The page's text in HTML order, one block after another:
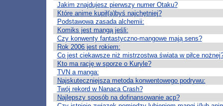
Jakim znajdujesz pierwszy numer Otaku?
Które anime kupił(a)byś najchętniej?
Podstawowa zasada alchemii:
Komiks jest mangą jeśli:
Czy konwenty fantastyczno-mangowe mają sens?
Rok 2006 jest rokiem:
Co jest ciekawsze niż mistrzostwa świata w piłce
Kto ma rację w sporze o Kuryle?
TVN a manga:
Najskuteczniejsza metoda konwentowego podrywu:
Twój rekord w Nanaca Crash?
Najlepszy sposób na dofinansowanie acp?